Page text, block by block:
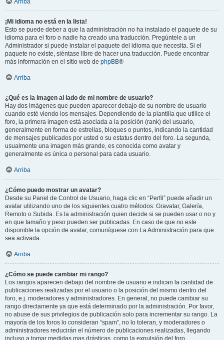
Arriba
¡Mi idioma no está en la lista!
Esto se puede deber a que la administración no ha instalado el paquete de su
idioma para el foro o nadie ha creado una traducción. Pregúntele a un
Administrador si puede instalar el paquete del idioma que necesita. Si el
paquete no existe, siéntase libre de hacer una traducción. Puede encontrar
más información en el sitio web de phpBB®
Arriba
¿Qué es la imagen al lado de mi nombre de usuario?
Hay dos imágenes que pueden aparecer debajo de su nombre de usuario
cuando esté viendo los mensajes. Dependiendo de la plantilla que utilice el
foro, la primera imagen está asociada a la posición (rank) del usuario,
generalmente en forma de estrellas, bloques o puntos, indicando la cantidad
de mensajes publicados por usted o su estatus dentro del foro. La segunda,
usualmente una imagen más grande, es conocida como avatar y
generalmente es única o personal para cada usuario.
Arriba
¿Cómo puedo mostrar un avatar?
Desde su Panel de Control de Usuario, haga clic en “Perfil” puede añadir un
avatar utilizando uno de los siguientes cuatro métodos: Gravatar, Galería,
Remoto o Subida. Es la administración quien decide si se pueden usar o no y
en que tamaño y peso pueden ser publicadas. En caso de que no este
disponible la opción de avatar, comuníquese con La Administración para que
sea activada.
Arriba
¿Cómo se puede cambiar mi rango?
Los rangos aparecen debajo del nombre de usuario e indican la cantidad de
publicaciones realizadas por el usuario o la posición del mismo dentro del
foro, e.j. moderadores y administradores. En general, no puede cambiar su
rango directamente ya que está determinado por la administración. Por favor,
no abuse de sus privilegios de publicación solo para incrementar su rango. La
mayoría de los foros lo consideran “spam”, no lo toleran, y moderadores o
administradores reducirán el número de publicaciones realizadas, llegando
incluso a tomar medidas mas drásticas, como la expulsión del foro.